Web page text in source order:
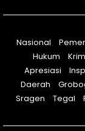
Nasional
Hukum
Apresiasi
Daerah
Sragen
Tegal